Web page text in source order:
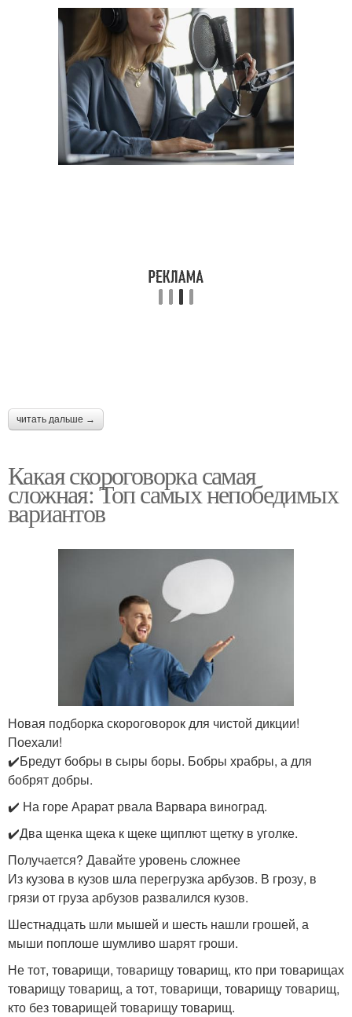
читать дальше →
Какая скороговорка самая
сложная: Топ самых непобедимых
вариантов
Новая подборка скороговорок для чистой дикции!
Поехали!
✔️Бредут бобры в сыры боры. Бобры храбры, а для
бобрят добры.
✔️ На горе Арарат рвала Варвара виноград.
✔️Два щенка щека к щеке щиплют щетку в уголке.
Получается? Давайте уровень сложнее
Из кузова в кузов шла перегрузка арбузов. В грозу, в
грязи от груза арбузов развалился кузов.
Шестнадцать шли мышей и шесть нашли грошей, а
мыши поплоше шумливо шарят гроши.
Не тот, товарищи, товарищу товарищ, кто при товарищах
товарищу товарищ, а тот, товарищи, товарищу товарищ,
кто без товарищей товарищу товарищ.